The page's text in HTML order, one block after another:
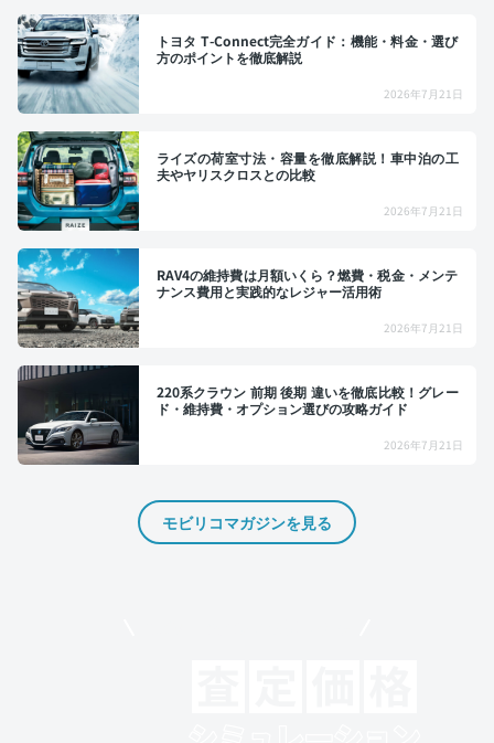
トヨタ T-Connect完全ガイド：機能・料金・選び
方のポイントを徹底解説
2026年7月21日
ライズの荷室寸法・容量を徹底解説！車中泊の工
夫やヤリスクロスとの比較
2026年7月21日
RAV4の維持費は月額いくら？燃費・税金・メンテ
ナンス費用と実践的なレジャー活用術
2026年7月21日
220系クラウン 前期 後期 違いを徹底比較！グレー
ド・維持費・オプション選びの攻略ガイド
2026年7月21日
モビリコマガジンを見る